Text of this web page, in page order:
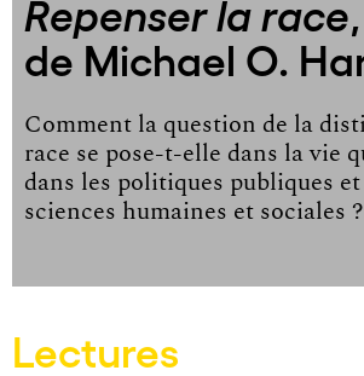
Repenser la race
de Michael O.
Comment la question de la
race se pose-t-elle dans la vie
dans les politiques publiques et
sciences humaines et sociales ?
Lectures